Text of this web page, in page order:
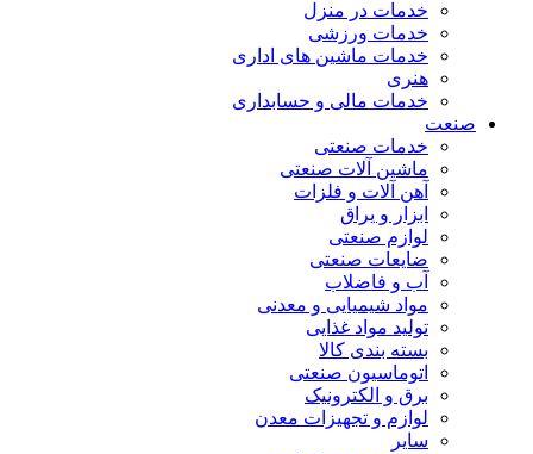
خدمات در منزل
خدمات ورزشی
خدمات ماشین های اداری
هنری
خدمات مالی و حسابداری
صنعت
خدمات صنعتی
ماشین آلات صنعتی
آهن آلات و فلزات
ابزار و یراق
لوازم صنعتی
ضایعات صنعتی
آب و فاضلاب
مواد شیمیایی و معدنی
تولید مواد غذایی
بسته بندی کالا
اتوماسیون صنعتی
برق و الکترونیک
لوازم و تجهیزات معدن
سایر